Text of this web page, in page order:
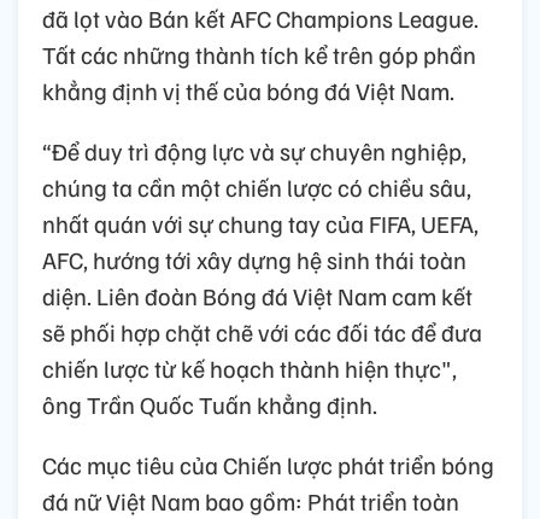
đã lọt vào Bán kết AFC Champions League.
Tất các những thành tích kể trên góp phần
khẳng định vị thế của bóng đá Việt Nam.
“Để duy trì động lực và sự chuyên nghiệp,
chúng ta cần một chiến lược có chiều sâu,
nhất quán với sự chung tay của FIFA, UEFA,
AFC, hướng tới xây dựng hệ sinh thái toàn
diện. Liên đoàn Bóng đá Việt Nam cam kết
sẽ phối hợp chặt chẽ với các đối tác để đưa
chiến lược từ kế hoạch thành hiện thực",
ông Trần Quốc Tuấn khẳng định.
Các mục tiêu của Chiến lược phát triển bóng
đá nữ Việt Nam bao gồm: Phát triển toàn